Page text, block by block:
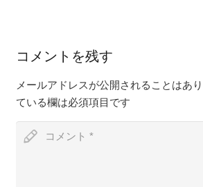
コメントを残す
メールアドレスが公開されることはあり
ている欄は必須項目です